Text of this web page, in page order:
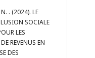
. (2024). LE
SOCIALE
LES
REVENUS EN
DES